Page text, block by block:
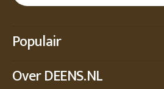
Populair
Over DEENS.NL